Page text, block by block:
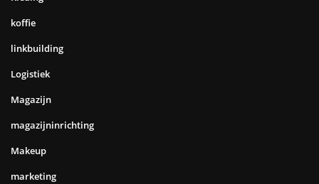
koffie
linkbuilding
Logistiek
Magazijn
magazijninrichting
Makeup
marketing